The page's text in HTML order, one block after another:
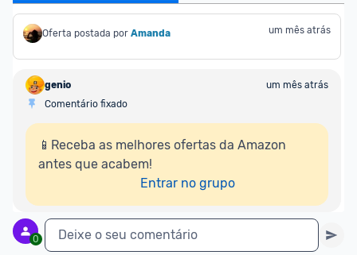
Oferta postada por Amanda um mês atrás
genio
um mês atrás
Comentário fixado
📱Receba as melhores ofertas da Amazon
antes que acabem!
Entrar no grupo
0 Deixe o seu comentário